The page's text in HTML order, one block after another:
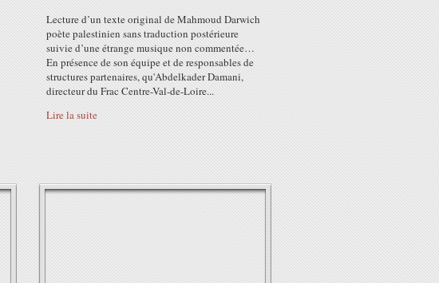
Lecture d’un texte original de Mahmoud Darwich
poète palestinien sans traduction postérieure
suivie d’une étrange musique non commentée…
En présence de son équipe et de responsables de
structures partenaires, qu'Abdelkader Damani,
directeur du Frac Centre-Val-de-Loire...
Lire la suite